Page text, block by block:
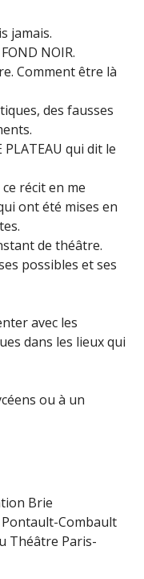
jamais.
NOIR.
Comment être là
des fausses
PLATEAU qui dit le
récit en me
ont été mises en
de théâtre.
possibles et ses
avec les
dans les lieux qui
ou à un
Brie
Pontault-Combault
Théâtre Paris-